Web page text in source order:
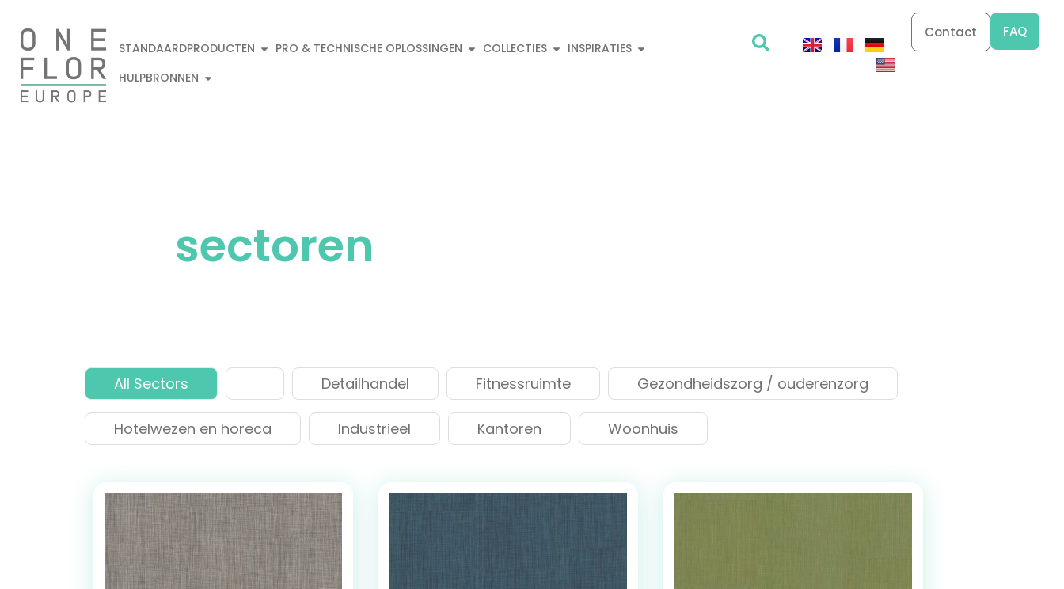
STANDAARDPRODUCTEN PRO & TECHNISCHE OPLOSSINGEN COLLECTIES
INSPIRATIES
HULPBRONNEN
Contact FAQ
sectoren
All Sectors Detailhandel Fitnessruimte Gezondheidszorg / ouderenzorg
Hotelwezen en horeca Industrieel Kantoren Woonhuis